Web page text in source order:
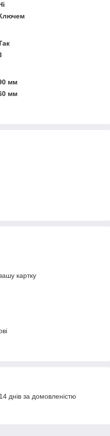
мм
мм
картку
днів за домовленістю